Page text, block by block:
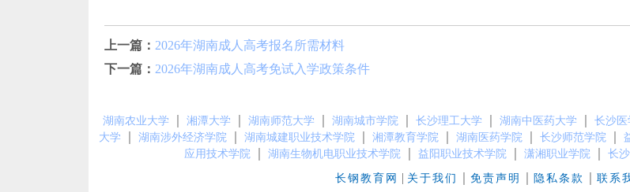
上一篇： 2026年湖南成人高考报名所需材料
下一篇： 2026年湖南成人高考免试入学政策条件
湖南农业大学 湘潭大学 湖南师范大学 湖南城市学院 长沙理工大学 湖南中医药大学 长沙医
大学
湖南涉外经济学院 湖南城建职业技术学院 湘潭教育学院 湖南医药学院 长沙师范学院
应用技术学院
湖南生物机电职业技术学院 益阳职业技术学院 潇湘职业学院 长
长钢教育网 | 关于我们 免责声明 隐私条款 联系